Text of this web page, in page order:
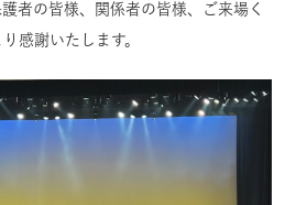
者の皆様、関係者の皆様、ご来場く
感謝いたします。